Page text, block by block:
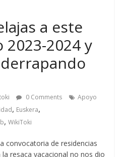
a este
2023-2024 y
0 Comments
Apoyo
, Euskera,
, WikiToki
convocatoria de residencias
resaca vacacional no nos dio